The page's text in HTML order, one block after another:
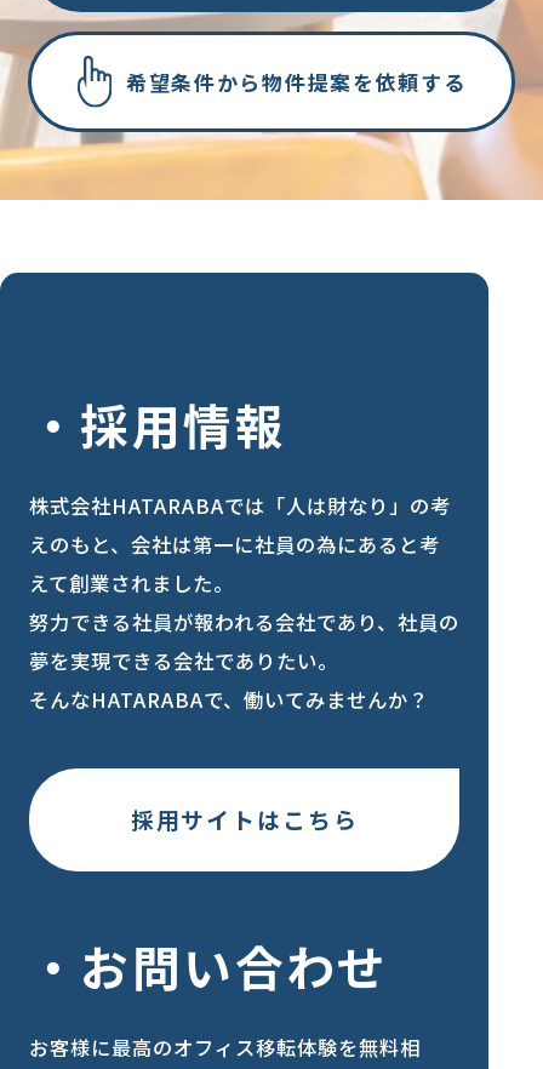
希望条件から物件提案を依頼する
採用情報
株式会社HATARABAでは「人は財なり」の考
えのもと、会社は第一に社員の為にあると考
えて創業されました。
努力できる社員が報われる会社であり、社員の
夢を実現できる会社でありたい。
そんなHATARABAで、働いてみませんか？
採用サイトはこちら
お問い合わせ
お客様に最高のオフィス移転体験を無料相